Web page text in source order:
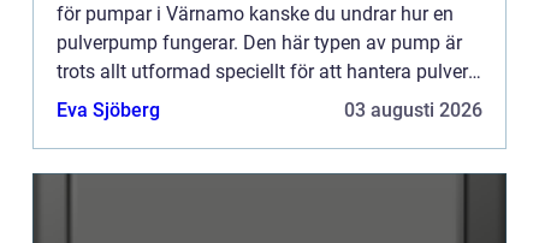
för pumpar i Värnamo kanske du undrar hur en
pulverpump fungerar. Den här typen av pump är
trots allt utformad speciellt för att hantera pulver
och granulat. I den här artikeln tar vi en närmare
Eva Sjöberg 03 augusti 2026